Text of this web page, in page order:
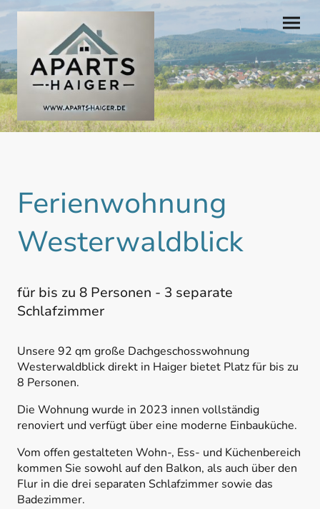
Ferienwohnung
Westerwaldblick
für bis zu 8 Personen - 3 separate
Schlafzimmer
Unsere 92 qm große Dachgeschosswohnung
Westerwaldblick direkt in Haiger bietet Platz für bis zu
8 Personen.
Die Wohnung wurde in 2023 innen vollständig
renoviert und verfügt über eine moderne Einbauküche.
Vom offen gestalteten Wohn-, Ess- und Küchenbereich
kommen Sie sowohl auf den Balkon, als auch über den
Flur in die drei separaten Schlafzimmer sowie das
Badezimmer.